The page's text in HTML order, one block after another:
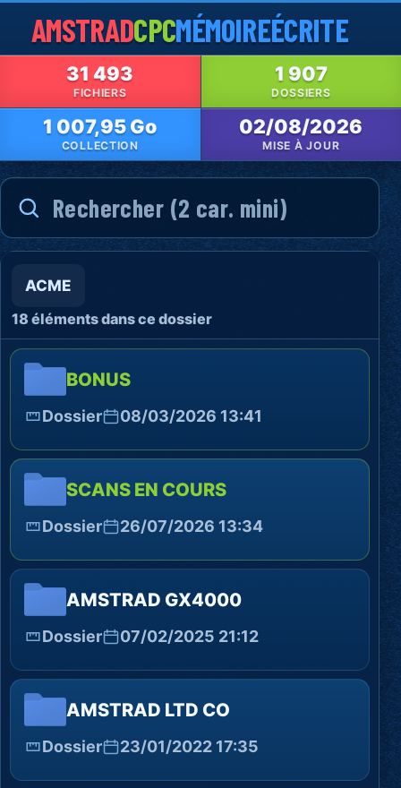
AMSTRADCPCMÉMOIREÉCRITE
31 493
FICHIERS
1 907
DOSSIERS
1 007,95 Go
COLLECTION
02/08/2026
MISE À JOUR
ACME
18 éléments dans ce dossier
BONUS
Dossier 08/03/2026 13:41
SCANS EN COURS
Dossier 26/07/2026 13:34
AMSTRAD GX4000
Dossier 07/02/2025 21:12
AMSTRAD LTD CO
Dossier 23/01/2022 17:35